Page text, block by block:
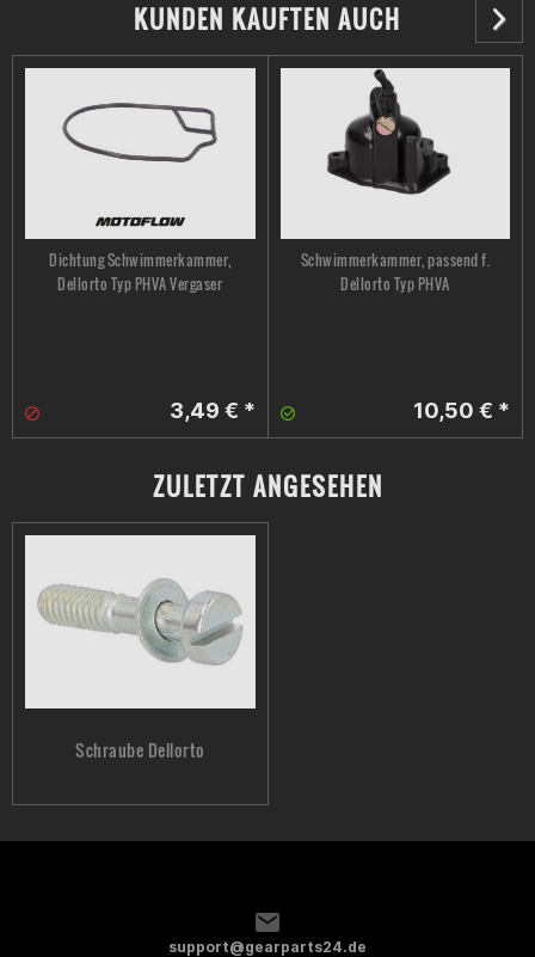
KUNDEN KAUFTEN AUCH
Dichtung Schwimmerkammer,
Dellorto Typ PHVA Vergaser
3,49 € *
Schwimmerkammer, passend f.
Dellorto Typ PHVA
10,50 € *
ZULETZT ANGESEHEN
Schraube Dellorto
support@gearparts24.de